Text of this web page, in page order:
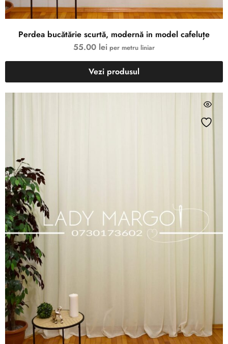
Perdea bucătărie scurtă, modernă in model cafeluțe
55.00 lei per metru liniar
Vezi produsul